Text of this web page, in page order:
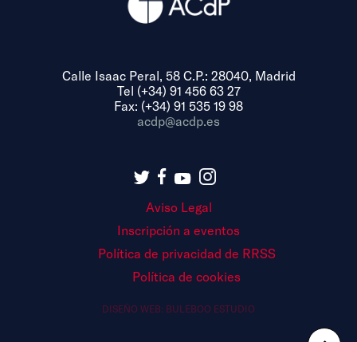
Calle Isaac Peral, 58 C.P.: 28040, Madrid
Tel (+34) 91 456 63 27
Fax: (+34) 91 535 19 98
acdp@acdp.es
Aviso Legal
Inscripción a eventos
Política de privacidad de RRSS
Política de cookies
DISEÑO WEB: BULEBOO ESTUDIO